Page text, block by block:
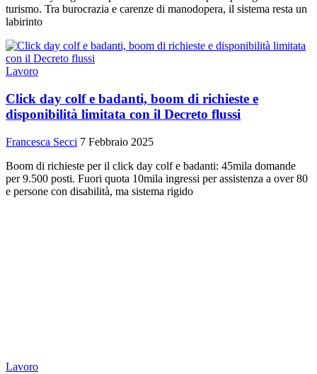
turismo. Tra burocrazia e carenze di manodopera, il sistema resta un
labirinto
Lavoro
Click day colf e badanti, boom di richieste e
disponibilità limitata con il Decreto flussi
Francesca Secci 7 Febbraio 2025
Boom di richieste per il click day colf e badanti: 45mila domande
per 9.500 posti. Fuori quota 10mila ingressi per assistenza a over 80
e persone con disabilità, ma sistema rigido
Lavoro